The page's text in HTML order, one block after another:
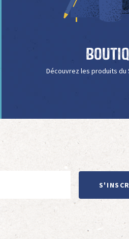
Découvrez les produits du